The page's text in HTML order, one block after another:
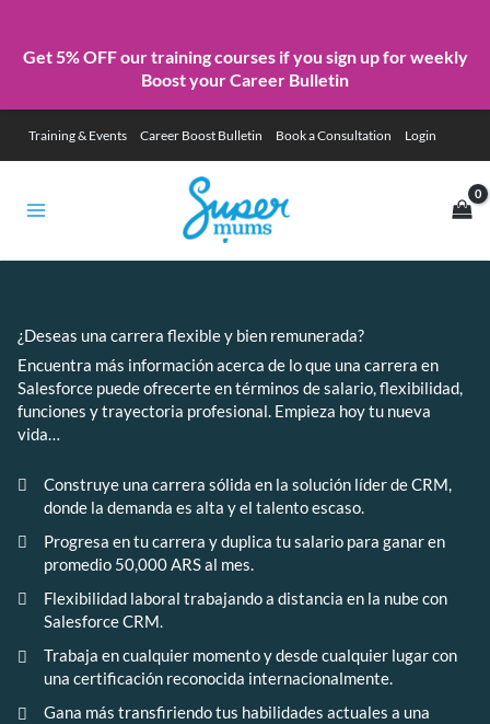
Get 5% OFF our training courses if you sign up for weekly
Boost your Career Bulletin
content
Training & Events Career Boost Bulletin Book a Consultation Login
¿Deseas una carrera flexible y bien remunerada?
Encuentra más información acerca de lo que una carrera en
Salesforce puede ofrecerte en términos de salario, flexibilidad,
funciones y trayectoria profesional. Empieza hoy tu nueva
vida…
Construye una carrera sólida en la solución líder de CRM,
donde la demanda es alta y el talento escaso.
Progresa en tu carrera y duplica tu salario para ganar en
promedio 50,000 ARS al mes.
Flexibilidad laboral trabajando a distancia en la nube con
Salesforce CRM.
Trabaja en cualquier momento y desde cualquier lugar con
una certificación reconocida internacionalmente.
Gana más transfiriendo tus habilidades actuales a una